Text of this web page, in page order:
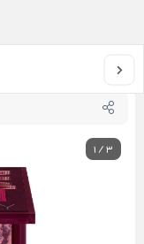
خانه
1/3